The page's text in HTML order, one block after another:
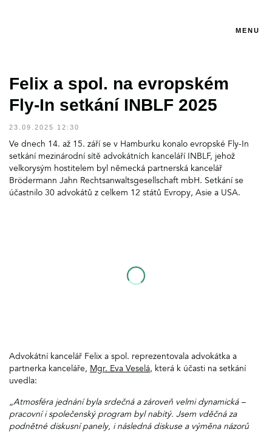
MENU
Felix a spol. na evropském
Fly-In setkání INBLF 2025
23.09.2025 12:30
Ve dnech 14. až 15. září se v Hamburku konalo evropské Fly-In
setkání mezinárodní sítě advokátních kanceláří INBLF, jehož
velkorysým hostitelem byl německá partnerská kancelář
Brödermann Jahn Rechtsanwaltsgesellschaft mbH. Setkání se
účastnilo 30 advokátů z celkem 12 států Evropy, Asie a USA.
Advokátní kancelář Felix a spol. reprezentovala advokátka a
partnerka kanceláře, Mgr. Eva Veselá, která k účasti na setkání
uvedla:
„Atmosféra jednání byla srdečná a zároveň velmi dynamická –
pracovní i společenský program byl nabitý. Jsem vděčná za
podnětné diskusní panely, i následná diskuse a výměna názorů